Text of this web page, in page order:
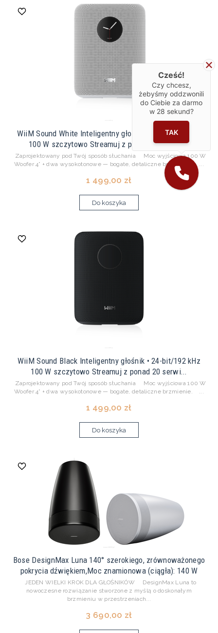
WiiM Sound White Inteligentny głośnik • 24-bit/192 kHz
100 W szczytowo Streamuj z ponad 20 serwis...
Zaprojektowany pod Twój sposób słuchania Moc wyjściowa 100 W
Woofer 4” + dwa wysokotonowe — bogate, detaliczne brzmienie. ...
1 499,00 zł
Do koszyka
WiiM Sound Black Inteligentny głośnik • 24-bit/192 kHz
100 W szczytowo Streamuj z ponad 20 serwi...
Zaprojektowany pod Twój sposób słuchania Moc wyjściowa 100 W
Woofer 4” + dwa wysokotonowe — bogate, detaliczne brzmienie. ...
1 499,00 zł
Do koszyka
Bose DesignMax Luna 140° szerokiego, zrównoważonego
pokrycia dźwiękiem,Moc znamionowa (ciągła): 140 W
JEDEN WIELKI KROK DLA GŁOŚNIKÓW DesignMax Luna to
nowoczesne rozwiązanie stworzone z myślą o doskonałym
brzmieniu w przestrzeniach...
3 690,00 zł
Cześć!
Czy chcesz,
żebyśmy oddzwonili
do Ciebie za darmo
w 28 sekund?
TAK